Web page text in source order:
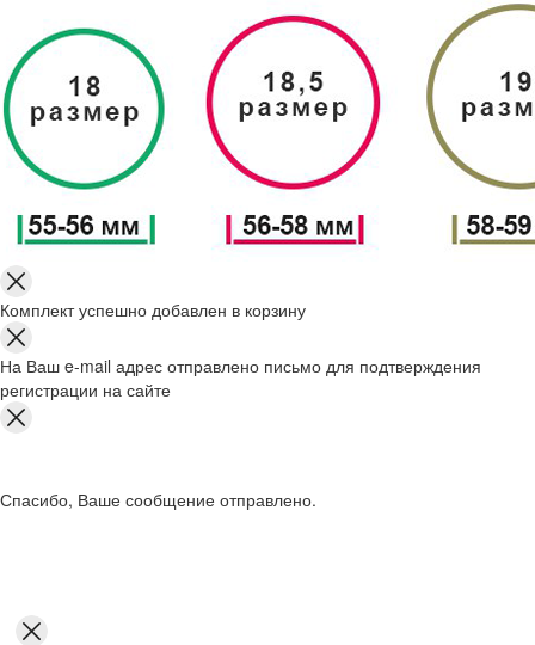
Комплект успешно добавлен в корзину
На Ваш e-mail адрес отправлено письмо для подтверждения
регистрации на сайте
Спасибо, Ваше сообщение отправлено.